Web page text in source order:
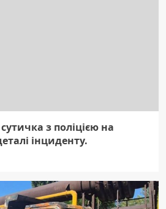
з поліцією на
інциденту.